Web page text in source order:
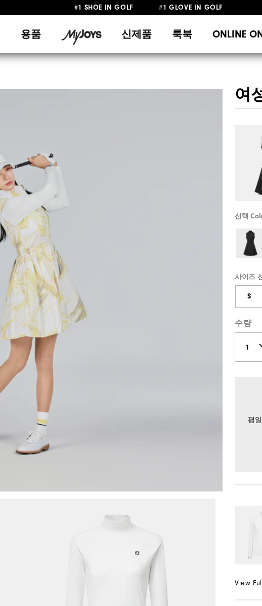
10만원 이상 구매 시 배송·반품 무료
용품 신제품 룩북 ONLINE
여
선택
사이즈
S
수량
평
View
선택